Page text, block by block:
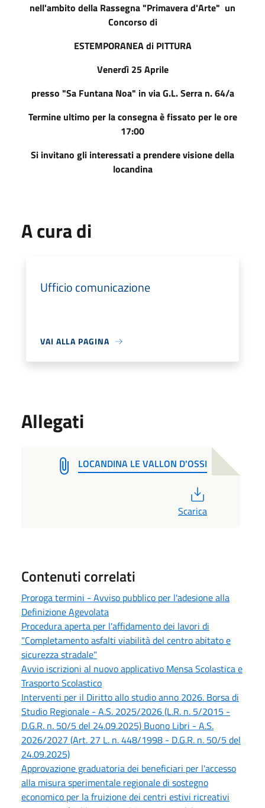
nell'ambito della Rassegna "Primavera d'Arte" un
Concorso di
ESTEMPORANEA di PITTURA
Venerdì 25 Aprile
presso "Sa Funtana Noa" in via G.L. Serra n. 64/a
Termine ultimo per la consegna è fissato per le ore
17:00
Si invitano gli interessati a prendere visione della
locandina
A cura di
Ufficio comunicazione
VAI ALLA PAGINA
Allegati
LOCANDINA LE VALLON D'OSSI
Scarica
Contenuti correlati
Proroga termini - Avviso pubblico per l'adesione alla
Definizione Agevolata
Procedura aperta per l'affidamento dei lavori di
"Completamento asfalti viabilità del centro abitato e
sicurezza stradale"
Avvio iscrizioni al nuovo applicativo Mensa Scolastica e
Trasporto Scolastico
Interventi per il Diritto allo studio anno 2026. Borsa di
Studio Regionale - A.S. 2025/2026 (L.R. n. 5/2015 -
D.G.R. n. 50/5 del 24.09.2025) Buono Libri - A.S.
2026/2027 (Art. 27 L. n. 448/1998 - D.G.R. n. 50/5 del
24.09.2025)
Approvazione graduatoria dei beneficiari per l'accesso
alla misura sperimentale regionale di sostegno
economico per la fruizione dei centri estivi ricreativi